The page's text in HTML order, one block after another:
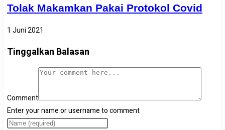
Tolak Makamkan Pakai Protokol Covid
1 Juni 2021
Tinggalkan Balasan
Comment
Enter your name or username to comment